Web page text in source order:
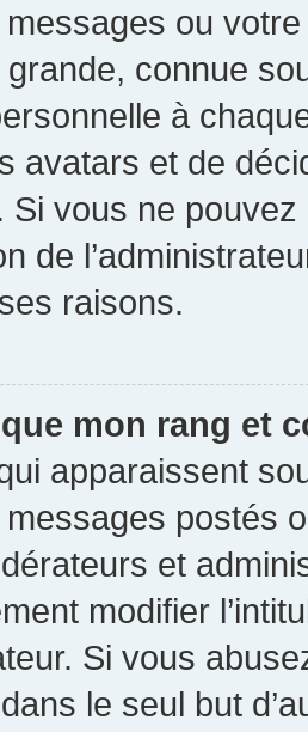
ou
connue
à
avatars et de
Si vous ne pouvez
de
raisons.
que mon rang et
apparaissent
postés
et
modifier
Si vous
le seul but